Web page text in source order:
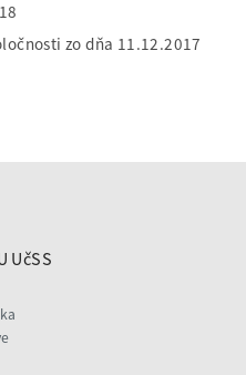
zo dňa 11.12.2017
UčSS